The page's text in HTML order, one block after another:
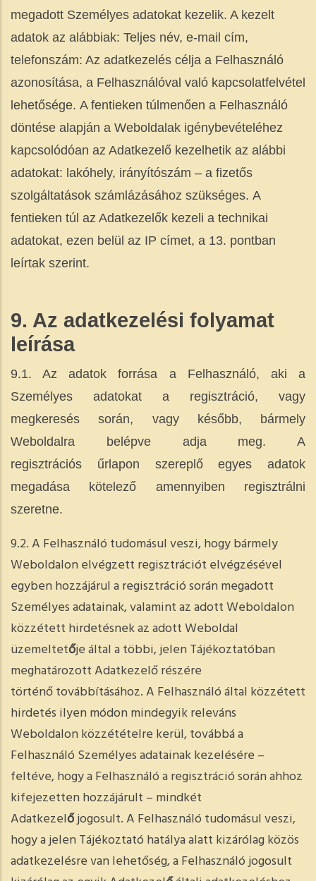
megadott Személyes adatokat kezelik. A kezelt
adatok az alábbiak: Teljes név, e-mail cím,
telefonszám: Az adatkezelés célja a Felhasználó
azonosítása, a Felhasználóval való kapcsolatfelvétel
lehetősége. A fentieken túlmenően a Felhasználó
döntése alapján a Weboldalak igénybevételéhez
kapcsolódóan az Adatkezelő kezelhetik az alábbi
adatokat: lakóhely, irányítószám – a fizetős
szolgáltatások számlázásához szükséges. A
fentieken túl az Adatkezelők kezeli a technikai
adatokat, ezen belül az IP címet, a 13. pontban
leírtak szerint.
9. Az adatkezelési folyamat
leírása
9.1. Az adatok forrása a Felhasználó, aki a
Személyes adatokat a regisztráció, vagy
megkeresés során, vagy később, bármely
Weboldalra belépve adja meg. A
regisztrációs űrlapon szereplő egyes adatok
megadása kötelező amennyiben regisztrálni
szeretne.
9.2. A Felhasználó tudomásul veszi, hogy bármely
Weboldalon elvégzett regisztrációt elvégzésével
egyben hozzájárul a regisztráció során megadott
Személyes adatainak, valamint az adott Weboldalon
közzétett hirdetésnek az adott Weboldal
üzemeltetője által a többi, jelen Tájékoztatóban
meghatározott Adatkezelő részére
történő továbbításához. A Felhasználó által közzétett
hirdetés ilyen módon mindegyik releváns
Weboldalon közzétételre kerül, továbbá a
Felhasználó Személyes adatainak kezelésére –
feltéve, hogy a Felhasználó a regisztráció során ahhoz
kifejezetten hozzájárult – mindkét
Adatkezelőjogosult. A Felhasználó tudomásul veszi,
hogy a jelen Tájékoztató hatálya alatt kizárólag közös
adatkezelésre van lehetőség, a Felhasználó jogosult